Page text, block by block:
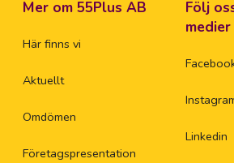
Mer om 55Plus AB
Här finns vi
Aktuellt
Omdömen
Företagspresentation
Följ
medier
Linkedin